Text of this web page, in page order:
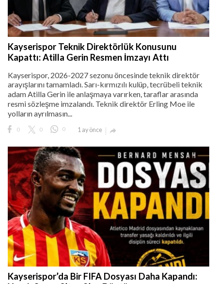
Kayserispor Teknik Direktörlük Konusunu
Kapattı: Atilla Gerin Resmen İmzayı Attı
Kayserispor, 2026-2027 sezonu öncesinde teknik direktör
arayışlarını tamamladı. Sarı-kırmızılı kulüp, tecrübeli teknik
adam Atilla Gerin ile anlaşmaya varırken, taraflar arasında
resmi sözleşme imzalandı. Teknik direktör Erling Moe ile
yolların ayrılmasın...
0 0 0 1 ay önce 
Kayserispor’da Bir FIFA Dosyası Daha Kapandı: